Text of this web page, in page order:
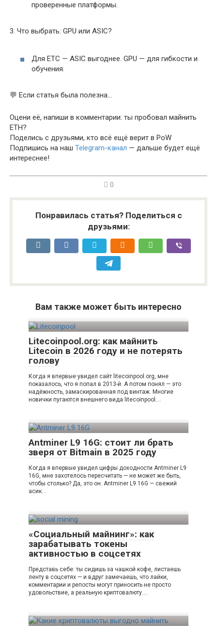
проверенные платформы.
3. Что выбрать: GPU или ASIC?
Для ETC — ASIC выгоднее. GPU — для гибкости и
обучения.
💬 Если статья была полезна…
Оцени её, напиши в комментарии: ты пробовал майнить
ETH?
Поделись с друзьями, кто всё ещё верит в PoW
Подпишись на наш Telegram-канал — дальше будет ещё
интереснее!
0
Понравилась статья? Поделиться с
друзьями:
Вам также может быть интересно
Litecoinpool.org: как майнить
Litecoin в 2026 году и не потерять
голову
Когда я впервые увидел сайт litecoinpool.org, мне
показалось, что я попал в 2013-й. А потом понял — это
надёжность, замаскированная под винтаж. Многие
новички пугаются внешнего вида litecoinpool….
Antminer L9 16G: стоит ли брать
зверя от Bitmain в 2025 году
Когда я впервые увидел цифры доходности Antminer L9
16G, мне захотелось пересчитать — не может же быть,
чтобы столько? Да, это он. Antminer L9 16G — свежий
асик…
«Социальный майнинг»: как
зарабатывать токены
активностью в соцсетях
Представь себе: ты сидишь за чашкой кофе, листаешь
ленту в соцсетях — и вдруг замечаешь, что лайки,
комментарии и репосты могут приносить не просто
удовольствие, а реальную криптовалюту….